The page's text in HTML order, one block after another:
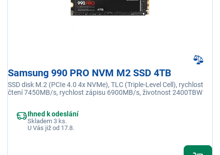
Samsung 990 PRO NVM M2 SSD 4TB
SSD disk M.2 (PCIe 4.0 4x NVMe), TLC (Triple-Level Cell), rychlost
čtení 7450MB/s, rychlost zápisu 6900MB/s, životnost 2400TBW
Ihned k odeslání
Skladem 3 ks.
U Vás již od 17.8.